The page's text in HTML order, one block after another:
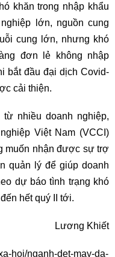
khăn trong nhập khẩu
lớn, nguồn cung
cung lớn, nhưng khó
đơn lẻ không nhập
bắt đầu đại dịch Covid-
cải thiện.
nhiều doanh nghiệp,
Việt Nam (VCCI)
muốn nhận được sự trợ
quản lý để giúp doanh
dự báo tình trạng khó
hết quý II tới.
Lương Khiết
hoi/nganh-det-may-da-